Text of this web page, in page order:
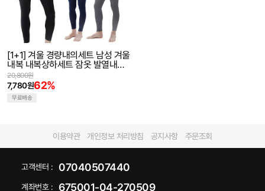
[1+1] 겨울 경량내의세트 남성 겨울
내복 내복상하세트 잠옷 발열내복
히트텍 방한내의 보온내의
7,780원62%
20,800원
무료배송
이용약관 개인정보 처리방침 공지사항 주문조회
고객센터 : 07040507440
계좌번호 : 675001-04-270509